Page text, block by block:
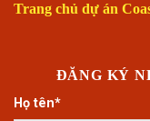
Trang chủ dự án
ĐĂNG KÝ
Họ tên*